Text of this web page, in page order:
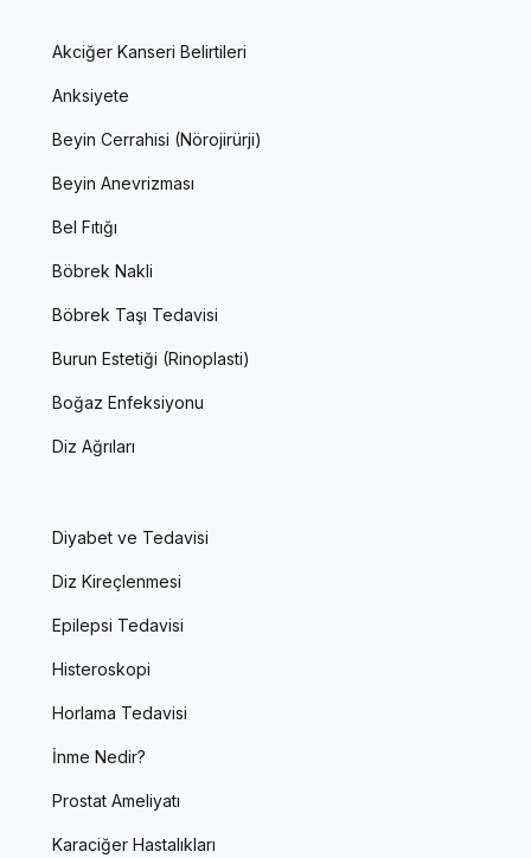
Akciğer Kanseri Belirtileri
Anksiyete
Beyin Cerrahisi (Nörojirürji)
Beyin Anevrizması
Bel Fıtığı
Böbrek Nakli
Böbrek Taşı Tedavisi
Burun Estetiği (Rinoplasti)
Boğaz Enfeksiyonu
Diz Ağrıları
Diyabet ve Tedavisi
Diz Kireçlenmesi
Epilepsi Tedavisi
Histeroskopi
Horlama Tedavisi
İnme Nedir?
Prostat Ameliyatı
Karaciğer Hastalıkları